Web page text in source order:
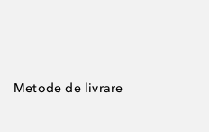
Metode de livrare